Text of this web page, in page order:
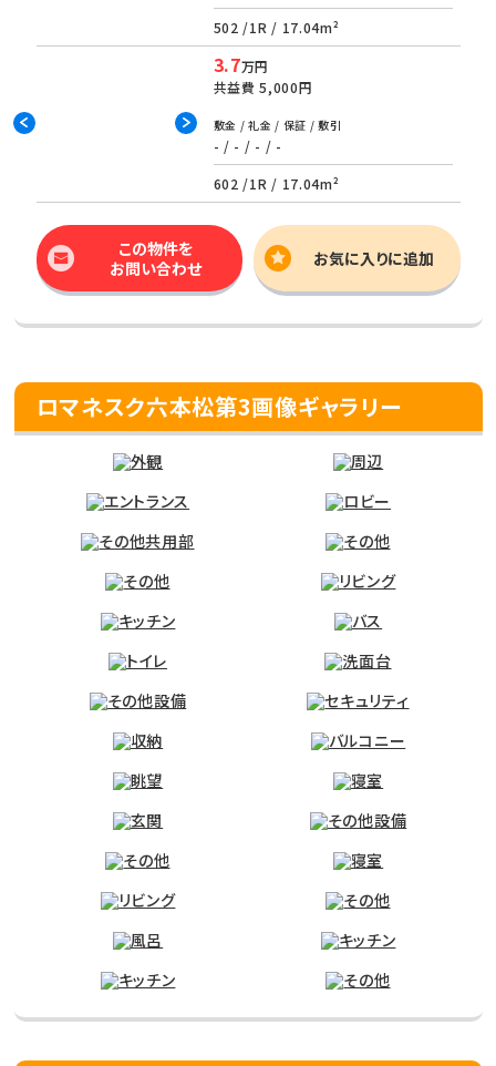
502 /1R / 17.04m²
3.7万円
共益費5,000円
敷金 / 礼金 / 保証 / 敷引
- / - / - / -
602 /1R / 17.04m²
この物件を
お問い合わせ
お気に入りに追加
ロマネスク六本松第3画像ギャラリー